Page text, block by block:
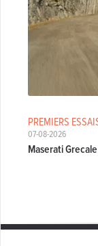
PREMIERS
07-08-2026
Maserati